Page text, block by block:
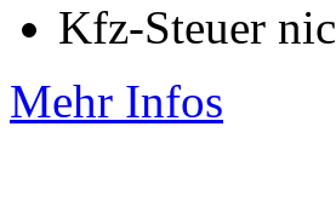
Kfz-Steuer
Mehr Infos